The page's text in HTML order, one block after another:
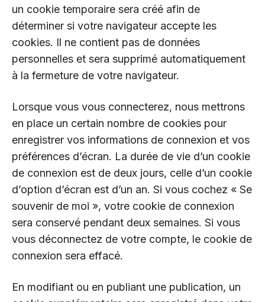
un cookie temporaire sera créé afin de
déterminer si votre navigateur accepte les
cookies. Il ne contient pas de données
personnelles et sera supprimé automatiquement
à la fermeture de votre navigateur.
Lorsque vous vous connecterez, nous mettrons
en place un certain nombre de cookies pour
enregistrer vos informations de connexion et vos
préférences d’écran. La durée de vie d’un cookie
de connexion est de deux jours, celle d’un cookie
d’option d’écran est d’un an. Si vous cochez « Se
souvenir de moi », votre cookie de connexion
sera conservé pendant deux semaines. Si vous
vous déconnectez de votre compte, le cookie de
connexion sera effacé.
En modifiant ou en publiant une publication, un